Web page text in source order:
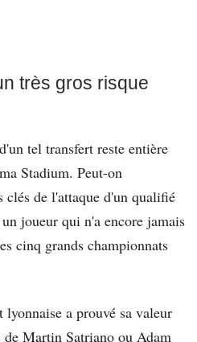
très gros risque
tel transfert reste entière
Stadium. Peut-on
clés de l'attaque d'un qualifié
joueur qui n'a encore jamais
cinq grands championnats
a prouvé sa valeur
de Martin Satriano ou Adam